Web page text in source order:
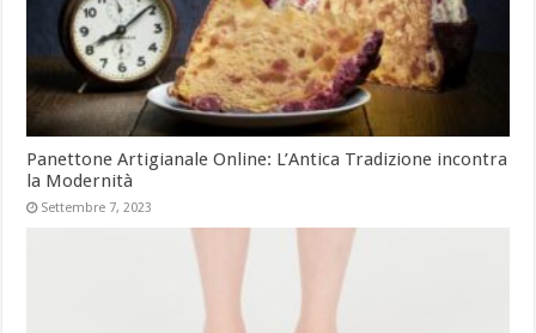
Panettone Artigianale Online: L’Antica Tradizione incontra
la Modernità
Settembre 7, 2023